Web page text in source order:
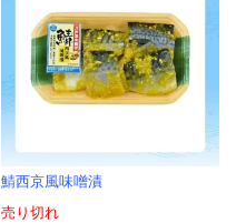
鯖西京風味噌漬
売り切れ